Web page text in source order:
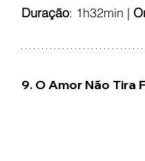
Duração: 1h32min |
9. O Amor Não Tira